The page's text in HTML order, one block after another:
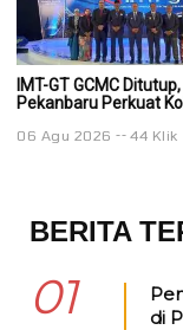
IMT-GT GCMC Ditutup,
Pekanbaru Perkuat
06 Agu 2026 44 Klik
BERITA
01
di